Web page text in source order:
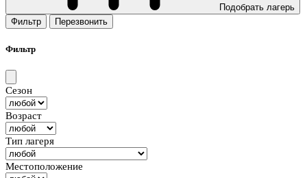
Подобрать лагерь
Фильтр
Перезвонить
Фильтр
Сезон
Возраст
Тип лагеря
Местоположение